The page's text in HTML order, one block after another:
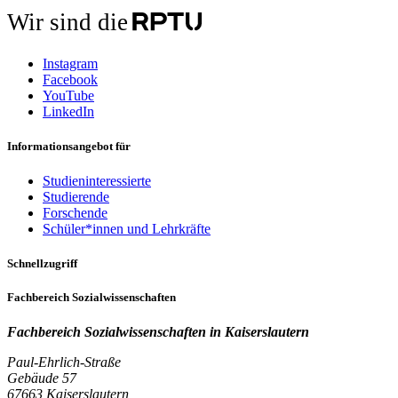
Wir sind die
Instagram
Facebook
YouTube
LinkedIn
Informationsangebot für
Studieninteressierte
Studierende
Forschende
Schüler*innen und Lehrkräfte
Schnellzugriff
Fachbereich Sozialwissenschaften
Fachbereich Sozialwissenschaften in Kaiserslautern
Paul-Ehrlich-Straße
Gebäude 57
67663 Kaiserslautern